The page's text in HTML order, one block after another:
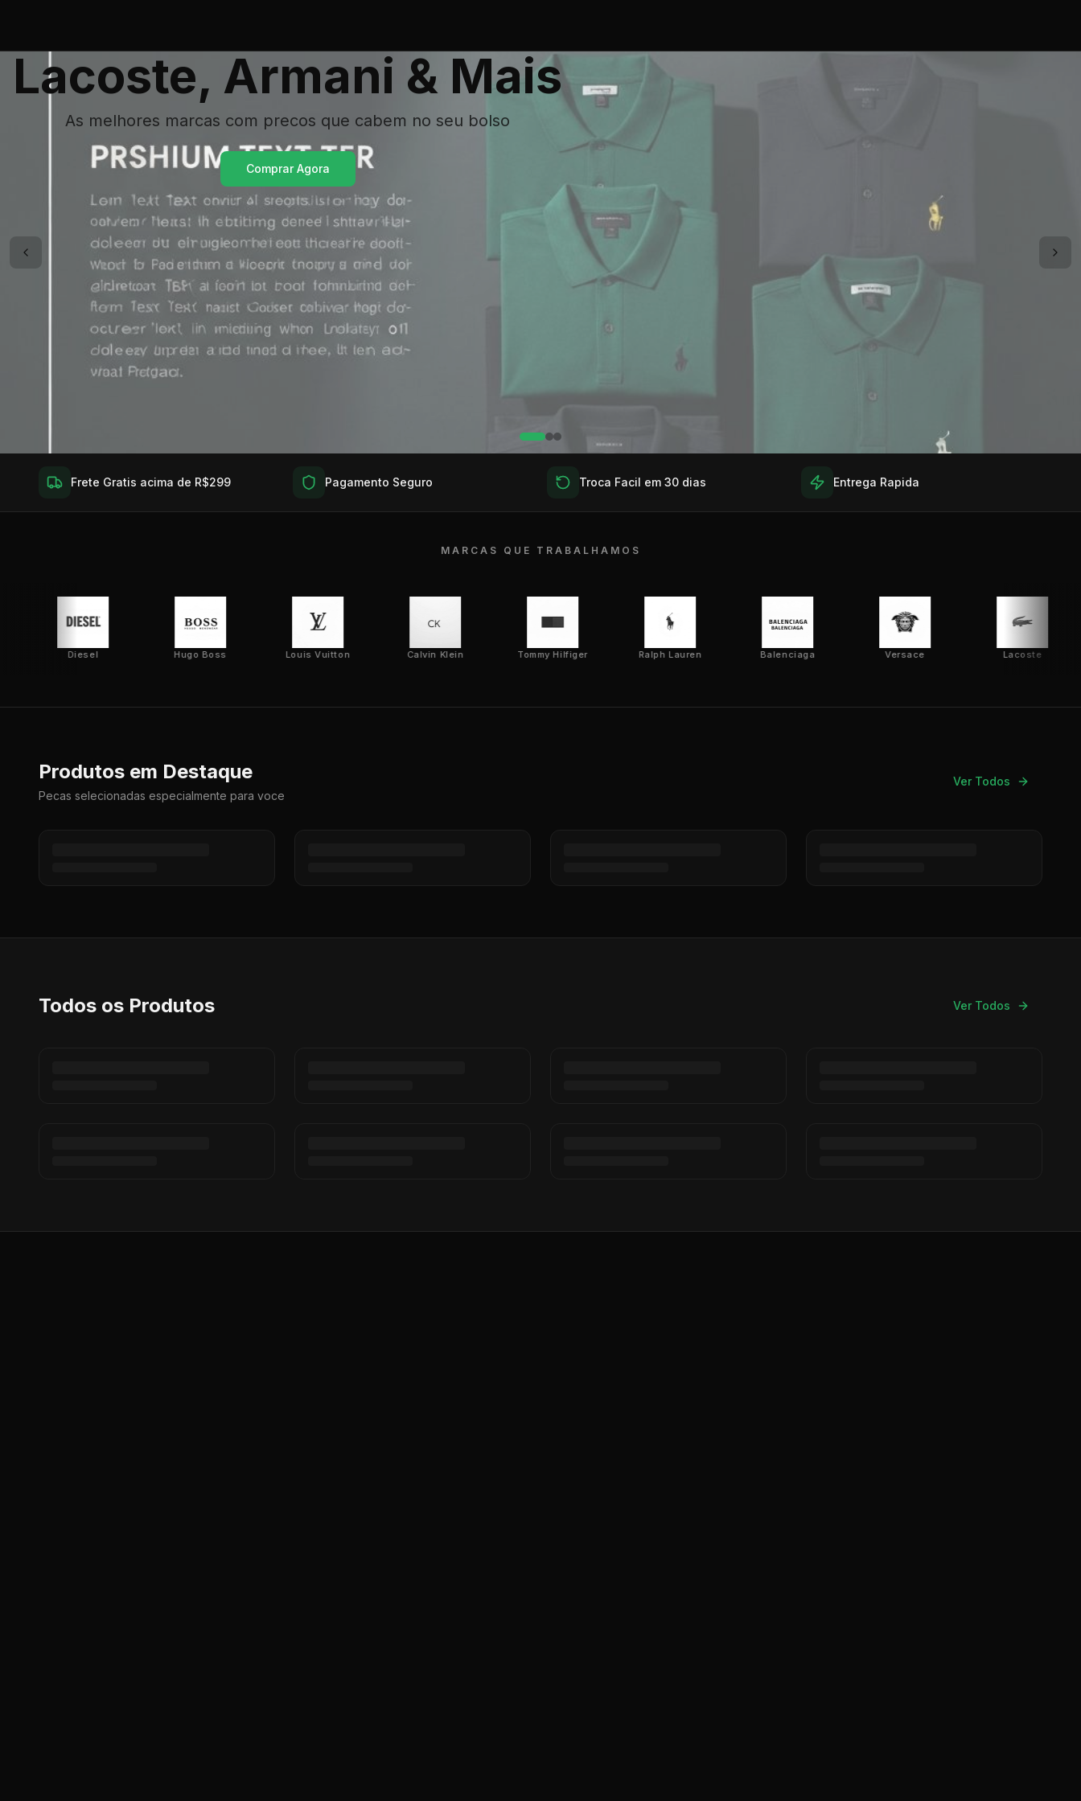
Lacoste, Armani & Mais
As melhores marcas com precos que cabem no seu bolso
Comprar Agora
Frete Gratis acima de R$299 Pagamento Seguro Troca Facil em 30 dias Entrega Rapida
MARCAS QUE TRABALHAMOS
Diesel Hugo Boss Louis Vuitton Calvin Klein Tommy Hilfiger Ralph Lauren Balenciaga Versace Lacoste
Produtos em Destaque
Pecas selecionadas especialmente para voce
Ver Todos
Todos os Produtos Ver Todos